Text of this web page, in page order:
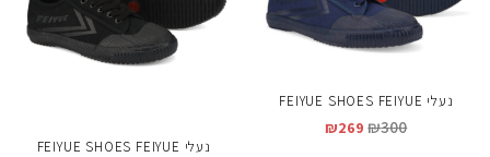
נעלי FEIYUE SHOES FEIYUE
₪300
₪269
נעלי FEIYUE SHOES FEIYUE